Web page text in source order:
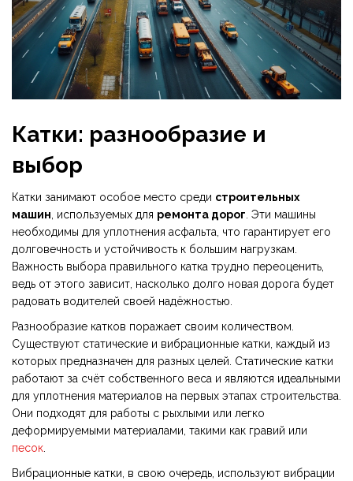
Катки: разнообразие и
выбор
Катки занимают особое место среди строительных
машин, используемых для ремонта дорог. Эти машины
необходимы для уплотнения асфальта, что гарантирует его
долговечность и устойчивость к большим нагрузкам.
Важность выбора правильного катка трудно переоценить,
ведь от этого зависит, насколько долго новая дорога будет
радовать водителей своей надёжностью.
Разнообразие катков поражает своим количеством.
Существуют статические и вибрационные катки, каждый из
которых предназначен для разных целей. Статические катки
работают за счёт собственного веса и являются идеальными
для уплотнения материалов на первых этапах строительства.
Они подходят для работы с рыхлыми или легко
деформируемыми материалами, такими как гравий или
песок.
Вибрационные катки, в свою очередь, используют вибрации